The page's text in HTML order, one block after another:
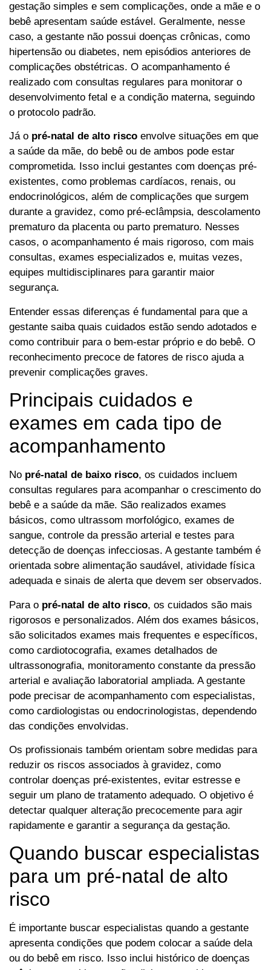
gestação simples e sem complicações, onde a mãe e o
bebê apresentam saúde estável. Geralmente, nesse
caso, a gestante não possui doenças crônicas, como
hipertensão ou diabetes, nem episódios anteriores de
complicações obstétricas. O acompanhamento é
realizado com consultas regulares para monitorar o
desenvolvimento fetal e a condição materna, seguindo
o protocolo padrão.
Já o pré-natal de alto risco envolve situações em que
a saúde da mãe, do bebê ou de ambos pode estar
comprometida. Isso inclui gestantes com doenças pré-
existentes, como problemas cardíacos, renais, ou
endocrinológicos, além de complicações que surgem
durante a gravidez, como pré-eclâmpsia, descolamento
prematuro da placenta ou parto prematuro. Nesses
casos, o acompanhamento é mais rigoroso, com mais
consultas, exames especializados e, muitas vezes,
equipes multidisciplinares para garantir maior
segurança.
Entender essas diferenças é fundamental para que a
gestante saiba quais cuidados estão sendo adotados e
como contribuir para o bem-estar próprio e do bebê. O
reconhecimento precoce de fatores de risco ajuda a
prevenir complicações graves.
Principais cuidados e
exames em cada tipo de
acompanhamento
No pré-natal de baixo risco, os cuidados incluem
consultas regulares para acompanhar o crescimento do
bebê e a saúde da mãe. São realizados exames
básicos, como ultrassom morfológico, exames de
sangue, controle da pressão arterial e testes para
detecção de doenças infecciosas. A gestante também é
orientada sobre alimentação saudável, atividade física
adequada e sinais de alerta que devem ser observados.
Para o pré-natal de alto risco, os cuidados são mais
rigorosos e personalizados. Além dos exames básicos,
são solicitados exames mais frequentes e específicos,
como cardiotocografia, exames detalhados de
ultrassonografia, monitoramento constante da pressão
arterial e avaliação laboratorial ampliada. A gestante
pode precisar de acompanhamento com especialistas,
como cardiologistas ou endocrinologistas, dependendo
das condições envolvidas.
Os profissionais também orientam sobre medidas para
reduzir os riscos associados à gravidez, como
controlar doenças pré-existentes, evitar estresse e
seguir um plano de tratamento adequado. O objetivo é
detectar qualquer alteração precocemente para agir
rapidamente e garantir a segurança da gestação.
Quando buscar especialistas
para um pré-natal de alto
risco
É importante buscar especialistas quando a gestante
apresenta condições que podem colocar a saúde dela
ou do bebê em risco. Isso inclui histórico de doenças